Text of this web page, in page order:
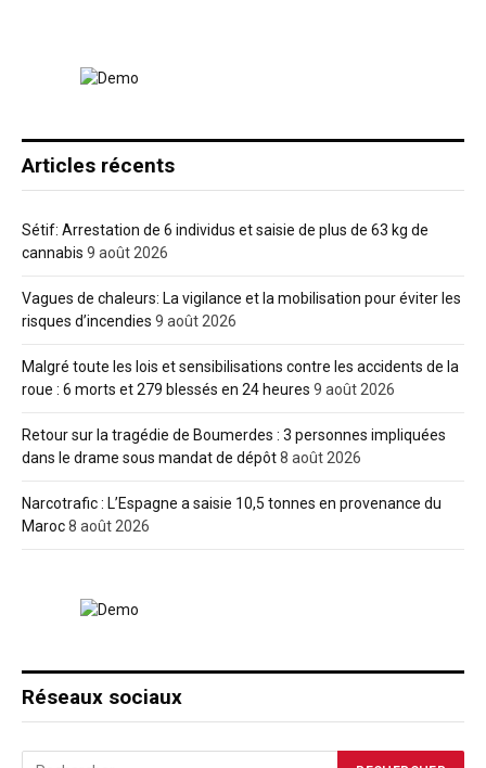
Articles récents
Sétif: Arrestation de 6 individus et saisie de plus de 63 kg de
cannabis 9 août 2026
Vagues de chaleurs: La vigilance et la mobilisation pour éviter les
risques d’incendies 9 août 2026
Malgré toute les lois et sensibilisations contre les accidents de la
roue : 6 morts et 279 blessés en 24 heures 9 août 2026
Retour sur la tragédie de Boumerdes : 3 personnes impliquées
dans le drame sous mandat de dépôt8 août 2026
Narcotrafic : L’Espagne a saisie 10,5 tonnes en provenance du
Maroc8 août 2026
Réseaux sociaux